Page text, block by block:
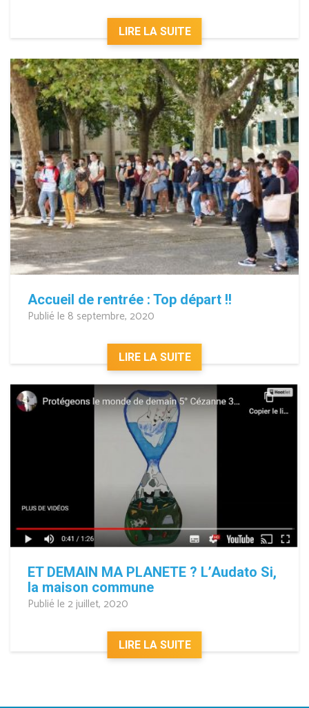
LIRE LA SUITE
Accueil de rentrée : Top départ !!
Publié le 8 septembre, 2020
LIRE LA SUITE
ET DEMAIN MA PLANETE ? L’Audato Si,
la maison commune
Publié le 2 juillet, 2020
LIRE LA SUITE